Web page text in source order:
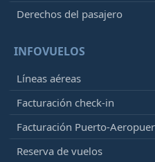
Derechos del pasajero
INFOVUELOS
Líneas aéreas
Facturación check-in
Facturación Puerto-
Reserva de vuelos